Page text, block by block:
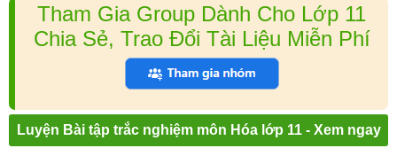
Tham Gia Group Dành Cho Lớp 11
Chia Sẻ, Trao Đổi Tài Liệu Miễn Phí
Luyện Bài tập trắc nghiệm môn Hóa lớp 11 - Xem ngay